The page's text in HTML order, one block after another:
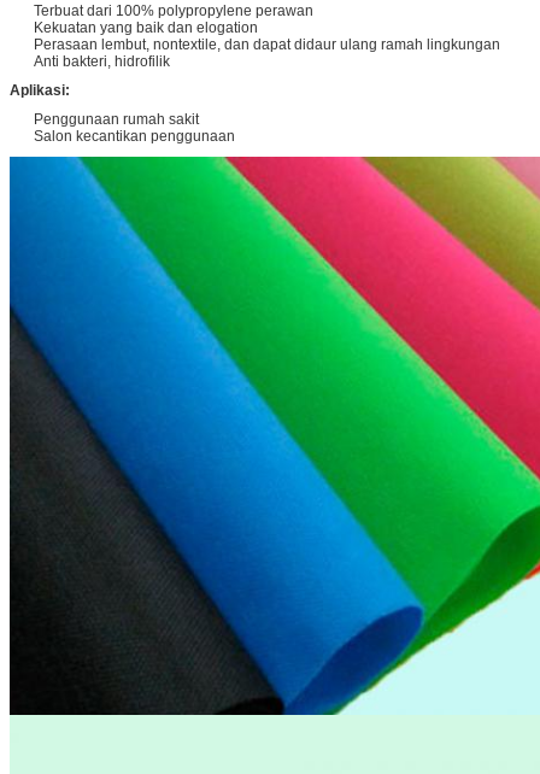
Terbuat dari 100% polypropylene perawan
Kekuatan yang baik dan elogation
Perasaan lembut, nontextile, dan dapat didaur ulang ramah lingkungan
Anti bakteri, hidrofilik
Aplikasi:
Penggunaan rumah sakit
Salon kecantikan penggunaan